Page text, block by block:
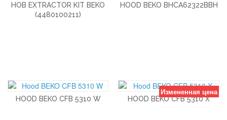
HOB EXTRACTOR KIT BEKO
(4480100211)
HOOD BEKO BHCA62322BBH
HOOD BEKO CFB 5310 W
Измененная цена
HOOD BEKO CFB 5310 X